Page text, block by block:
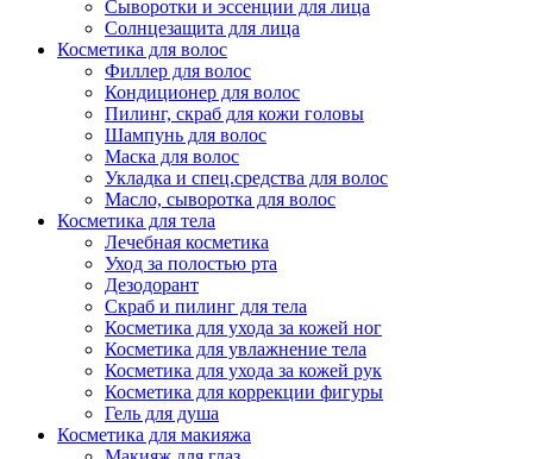
Сыворотки и эссенции для лица
Солнцезащита для лица
Косметика для волос
Филлер для волос
Кондиционер для волос
Пилинг, скраб для кожи головы
Шампунь для волос
Маска для волос
Укладка и спец.средства для волос
Масло, сыворотка для волос
Косметика для тела
Лечебная косметика
Уход за полостью рта
Дезодорант
Скраб и пилинг для тела
Косметика для ухода за кожей ног
Косметика для увлажнение тела
Косметика для ухода за кожей рук
Косметика для коррекции фигуры
Гель для душа
Косметика для макияжа